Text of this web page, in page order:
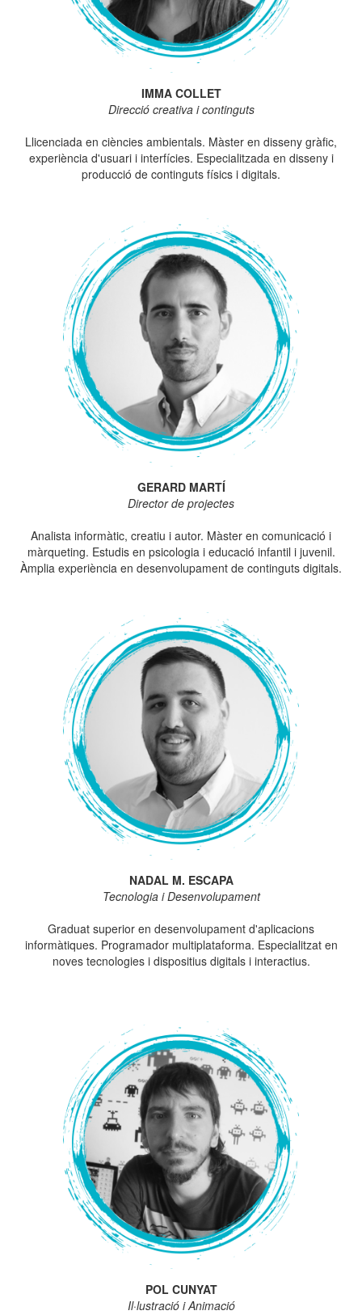
IMMA COLLET
Direcció creativa i continguts
Llicenciada en ciències ambientals. Màster en disseny gràfic,
experiència d'usuari i interfícies. Especialitzada en disseny i
producció de continguts físics i digitals.
GERARD MARTÍ
Director de projectes
Analista informàtic, creatiu i autor. Màster en comunicació i
màrqueting. Estudis en psicologia i educació infantil i juvenil.
Àmplia experiència en desenvolupament de continguts digitals.
NADAL M. ESCAPA
Tecnologia i Desenvolupament
Graduat superior en desenvolupament d'aplicacions
informàtiques. Programador multiplataforma. Especialitzat en
noves tecnologies i dispositius digitals i interactius.
POL CUNYAT
Il·lustració i Animació